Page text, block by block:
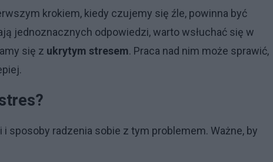
krokiem, kiedy czujemy się źle, powinna być
jednoznacznych odpowiedzi, warto wsłuchać się w
się z ukrytym stresem. Praca nad nim może sprawić,
sposoby radzenia sobie z tym problemem. Ważne, by